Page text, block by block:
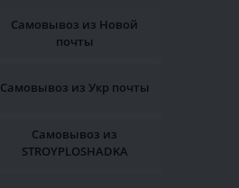
Самовывоз из Новой
почты
Самовывоз из Укр почты
Самовывоз из
STROYPLOSHADKA